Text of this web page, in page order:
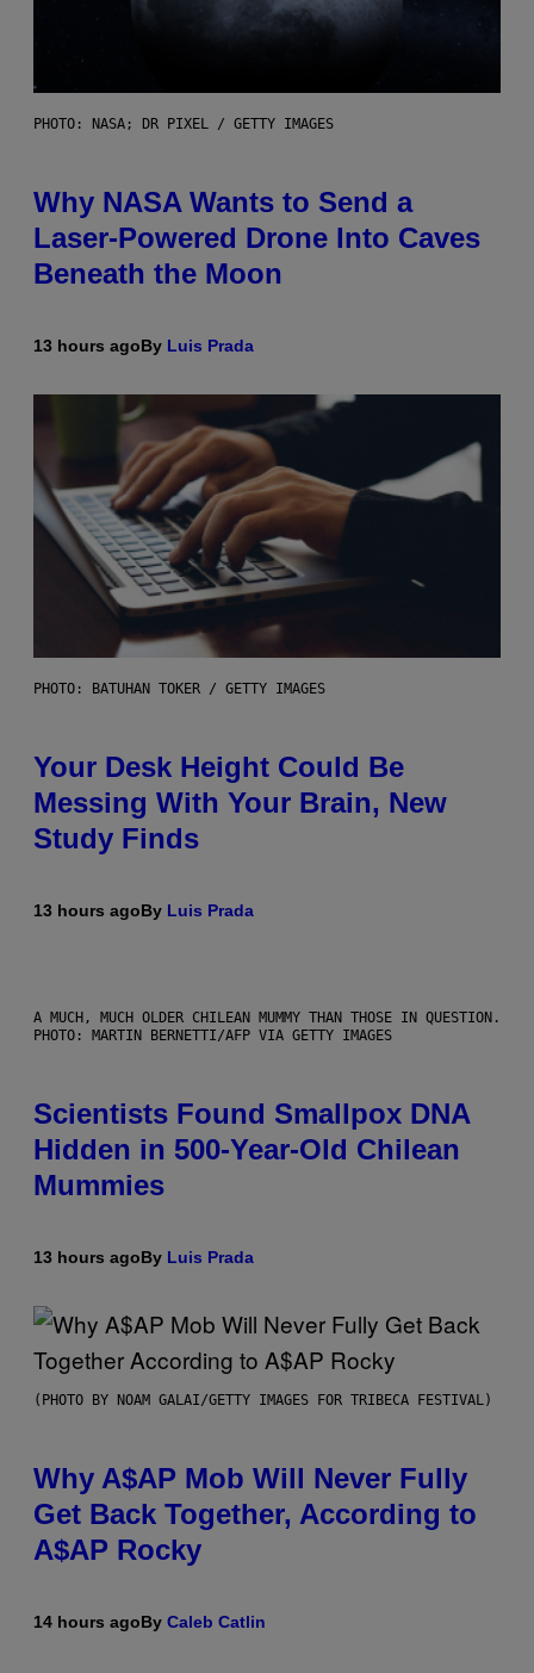
PHOTO: NASA; DR PIXEL / GETTY IMAGES
Why NASA Wants to Send a
Laser-Powered Drone Into Caves
Beneath the Moon
13 hours agoBy Luis Prada
PHOTO: BATUHAN TOKER / GETTY IMAGES
Your Desk Height Could Be
Messing With Your Brain, New
Study Finds
13 hours agoBy Luis Prada
A MUCH, MUCH OLDER CHILEAN MUMMY THAN THOSE IN QUESTION.
PHOTO: MARTIN BERNETTI/AFP VIA GETTY IMAGES
Scientists Found Smallpox DNA
Hidden in 500-Year-Old Chilean
Mummies
13 hours agoBy Luis Prada
(PHOTO BY NOAM GALAI/GETTY IMAGES FOR TRIBECA FESTIVAL)
Why A$AP Mob Will Never Fully
Get Back Together, According to
A$AP Rocky
14 hours agoBy Caleb Catlin